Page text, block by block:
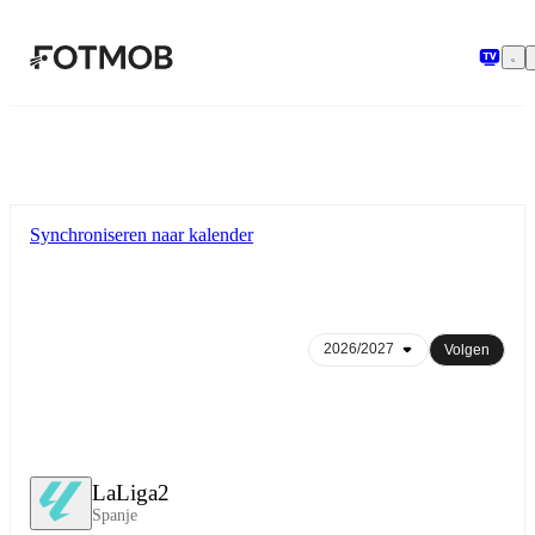
LaLiga2
Spanje
Synchroniseren naar kalender
Volgen